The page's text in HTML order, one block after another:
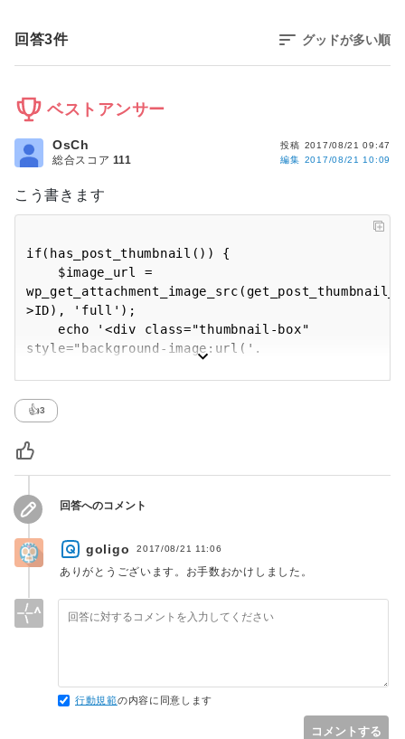
回答3件 グッドが多い順
ベストアンサー
こう書きます
if(has_post_thumbnail()) {
>ID), 'full');
style="background-image:url('.
    echo '<div class="thumbnail-box"
style="background-image:url(' .
get_template_directory_uri() . '/images/no-
image.png);"></div>';
投稿 2017/08/21 09:47
編集 2017/08/21 10:09
OsCh
総合スコア 111
👍3
回答へのコメント
goligo 2017/08/21 11:06
ありがとうございます。お手数おかけしました。
行動規範の内容に同意します
コメントする